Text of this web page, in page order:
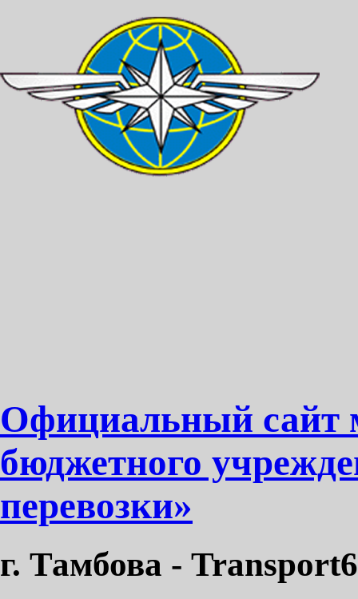
Официальный сайт
бюджетного
перевозки»
г. Тамбова -